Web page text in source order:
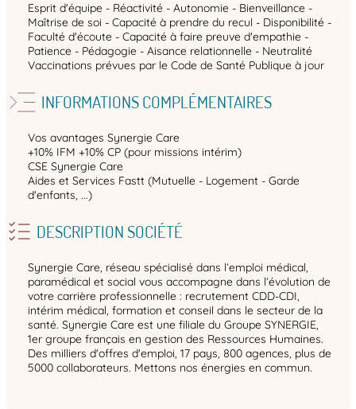
Esprit d'équipe - Réactivité - Autonomie - Bienveillance -
Maîtrise de soi - Capacité à prendre du recul - Disponibilité -
Faculté d'écoute - Capacité à faire preuve d'empathie -
Patience - Pédagogie - Aisance relationnelle - Neutralité
Vaccinations prévues par le Code de Santé Publique à jour
INFORMATIONS COMPLÉMENTAIRES
Vos avantages Synergie Care
+10% IFM +10% CP (pour missions intérim)
CSE Synergie Care
Aides et Services Fastt (Mutuelle - Logement - Garde
d'enfants, ...)
DESCRIPTION SOCIÉTÉ
Synergie Care, réseau spécialisé dans l’emploi médical,
paramédical et social vous accompagne dans l’évolution de
votre carrière professionnelle : recrutement CDD-CDI,
intérim médical, formation et conseil dans le secteur de la
santé. Synergie Care est une filiale du Groupe SYNERGIE,
1er groupe français en gestion des Ressources Humaines.
Des milliers d'offres d'emploi, 17 pays, 800 agences, plus de
5000 collaborateurs. Mettons nos énergies en commun.